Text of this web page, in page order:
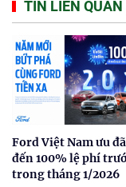
TIN LIÊN QUAN
Ford Việt Nam ưu
đến 100% lệ phí
trong tháng 1/2026